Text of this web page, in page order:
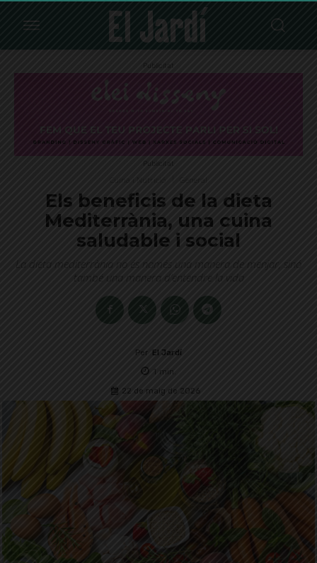
Publicitat
Publicitat
Els beneficis de la dieta
Mediterrània, una cuina
saludable i social
La dieta mediterrània no és només una manera de menjar, sinó
també una manera d’entendre la vida
Per El Jardí
1 min.
22 de maig de 2026